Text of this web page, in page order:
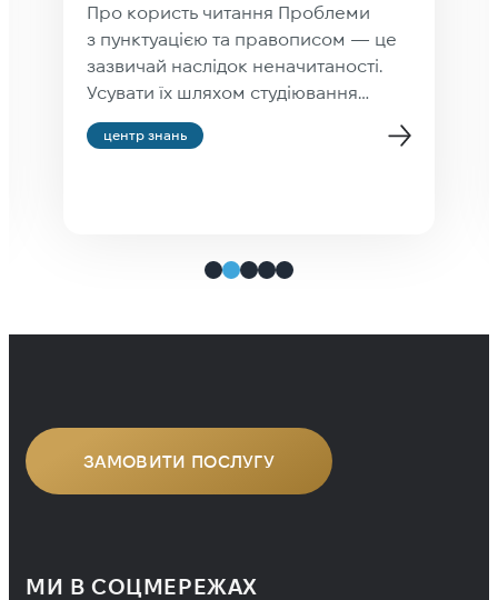
Про користь читання Проблеми
з пунктуацією та правописом — це
зазвичай наслідок неначитаності.
Усувати їх шляхом студіювання
правил правопису — усе одно що
набувати водійський досвід шляхом
рефлекторно розставляє коми й
багато разів бачила, як вони
центр знань
ЗАМОВИТИ ПОСЛУГУ
МИ В СОЦМЕРЕЖАХ